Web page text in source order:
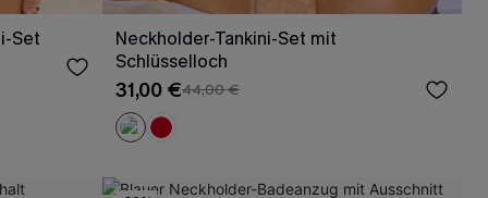
Set
Neckholder-Tankini-Set mit
Schlüsselloch
31,00 €44,00 €